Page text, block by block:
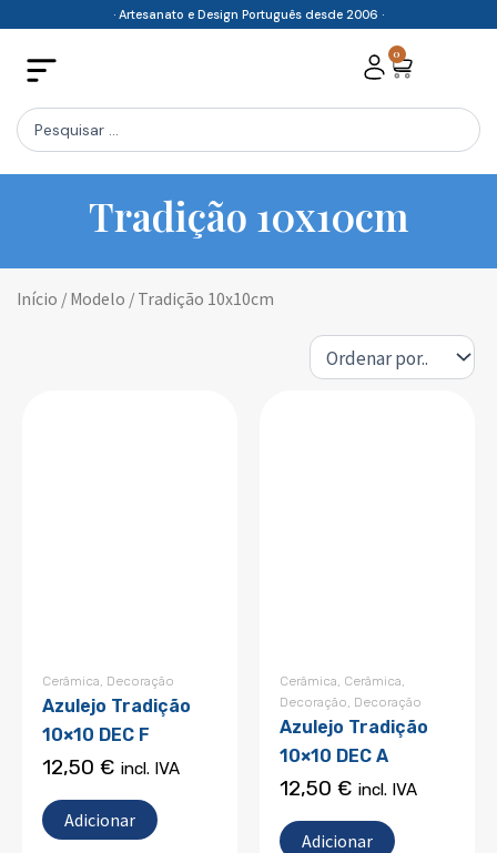
content
· Artesanato e Design Português desde 2006 ·
0
Cart
Search
...
Tradição 10x10cm
Início / Modelo / Tradição 10x10cm
Cerâmica, Decoração
Azulejo Tradição
10×10 DEC F
12,50 € incl. IVA
Adicionar
Cerâmica, Cerâmica,
Decoração, Decoração
Azulejo Tradição
10×10 DEC A
12,50 € incl. IVA
Adicionar